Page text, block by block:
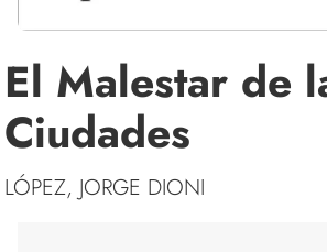
El Malestar de
Ciudades
LÓPEZ, JORGE DIONI